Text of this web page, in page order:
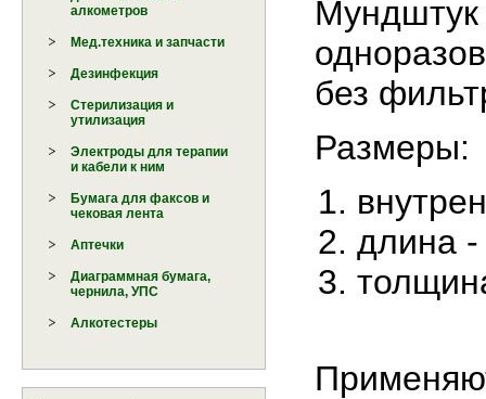
алкометров
Мед.техника и запчасти
Дезинфекция
Стерилизация и
утилизация
Электроды для терапии
и кабели к ним
Бумага для факсов и
чековая лента
Аптечки
Диаграммная бумага,
чернила, УПС
Алкотестеры
Мундштук
без
Размеры:
длина